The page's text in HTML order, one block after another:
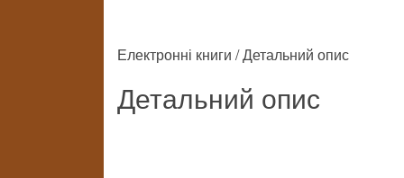
Електронні книги / Детальний опис
Детальний опис